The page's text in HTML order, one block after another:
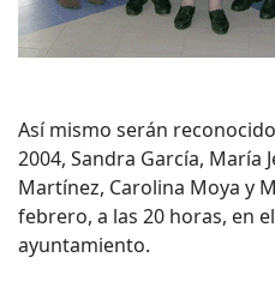
Así mismo serán
2004, Sandra García, María
Martínez, Carolina Moya y
febrero, a las 20 horas, en
ayuntamiento.